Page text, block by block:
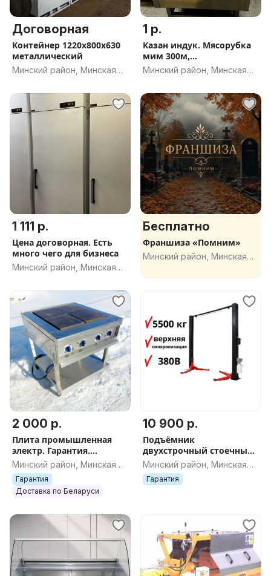
Договорная
Контейнер 1220x800x630
металлический
Минский район, Минская
1 р.
Казан индук. Мясорубка
мим 300м,
тестомешалка,
Минский район, Минская
1 111 р.
Цена договорная. Есть
много чего для бизнеса
Минский район, Минская
Бесплатно
Франшиза «Помним»
Минский район, Минская
2 000 р.
Плита промышленная
электр. Гарантия.
Доставка.
Минский район, Минская
обл.
Гарантия
Доставка по Беларуси
10 900 р.
Подъёмник
двухстрочный стоечный
FLYING TPRO-10S NEW 5,5т
Минский район, Минская
обл.
Гарантия